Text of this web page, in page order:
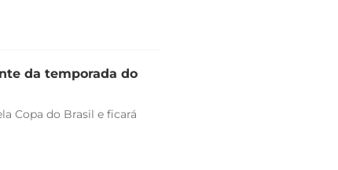
da temporada do
Copa do Brasil e ficará